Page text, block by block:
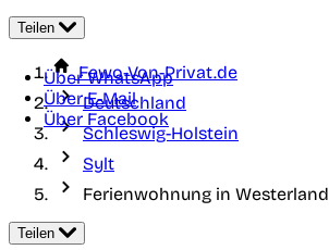
Teilen
Über WhatsApp
Über E-Mail
Über Facebook
Fewo-Von-Privat.de
Deutschland
Schleswig-Holstein
Sylt
Ferienwohnung in Westerland
Teilen